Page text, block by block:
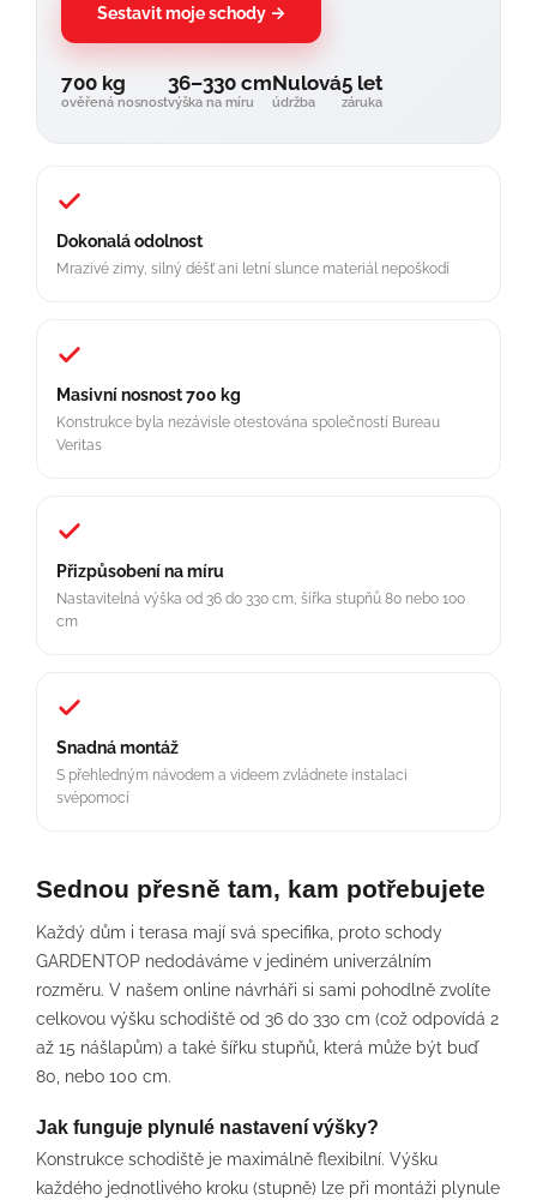
Sestavit moje schody →
700 kg
ověřená nosnost
36–330 cm
výška na míru
Nulová
údržba
5 let
záruka
Dokonalá odolnost
Mrazivé zimy, silný déšť ani letní slunce materiál nepoškodí
Masivní nosnost 700 kg
Konstrukce byla nezávisle otestována společností Bureau
Veritas
Přizpůsobení na míru
Nastavitelná výška od 36 do 330 cm, šířka stupňů 80 nebo 100
cm
Snadná montáž
S přehledným návodem a videem zvládnete instalaci
svépomocí
Sednou přesně tam, kam potřebujete
Každý dům i terasa mají svá specifika, proto schody
GARDENTOP nedodáváme v jediném univerzálním
rozměru. V našem online návrháři si sami pohodlně zvolíte
celkovou výšku schodiště od 36 do 330 cm (což odpovídá 2
až 15 nášlapům) a také šířku stupňů, která může být buď
80, nebo 100 cm.
Jak funguje plynulé nastavení výšky?
Konstrukce schodiště je maximálně flexibilní. Výšku
každého jednotlivého kroku (stupně) lze při montáži plynule